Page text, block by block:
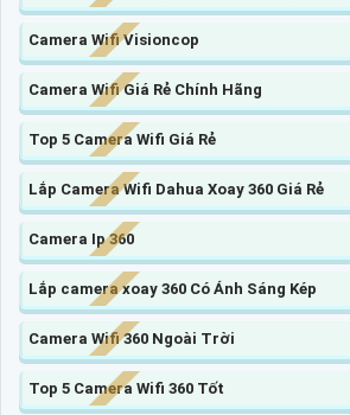
Camera Wifi Visioncop
Camera Wifi Giá Rẻ Chính Hãng
Top 5 Camera Wifi Giá Rẻ
Lắp Camera Wifi Dahua Xoay 360 Giá Rẻ
Camera Ip 360
Lắp camera xoay 360 Có Ánh Sáng Kép
Camera Wifi 360 Ngoài Trời
Top 5 Camera Wifi 360 Tốt